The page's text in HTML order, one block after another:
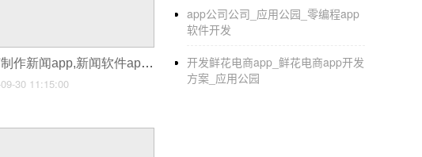
4、用户在线交流：平台也会为用户建立
5、视频缓存：用户要是看到自己习惯的
如何制作新闻app,新闻软件app怎么开发
30 11:15:00
app公司公司_应用公园_零编程app
软件开发
开发鲜花电商app_鲜花电商app开发
方案_应用公园